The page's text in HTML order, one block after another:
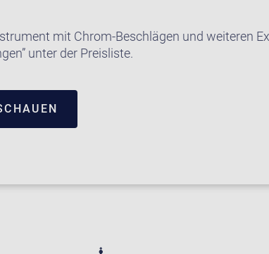
mit Chrom-Beschlägen und weiteren
unter der Preisliste.